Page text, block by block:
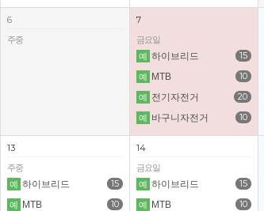
6
주중
7
금요일
15
예 하이브리드
10
예
MTB
20
예 전기자전거
10
예 바구니자전거
13
주중
15
예 하이브리드
10
예
MTB
14
금요일
15
예 하이브리드
10
예
MTB